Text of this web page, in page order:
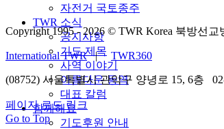
자전거 국토종주
TWR 소식
공지사항
기도 제목
사역 이야기
아름다운 동역
대표 칼럼
함께해요
기도후원 안내
Copyright 1995 -2026 © TWR Korea 북방선교
International TWR| TWR360
(08752) 서울특별시 관악구 양녕로 15, 6
페이지 로드 링크
Go to Top